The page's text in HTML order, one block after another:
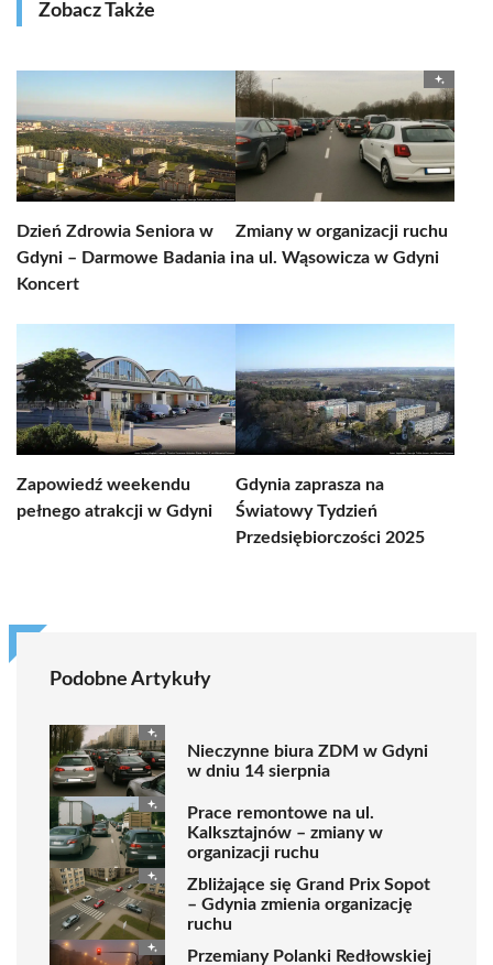
Zobacz Także
Dzień Zdrowia Seniora w
Gdyni – Darmowe Badania i
Koncert
Zmiany w organizacji ruchu
na ul. Wąsowicza w Gdyni
Zapowiedź weekendu
pełnego atrakcji w Gdyni
Gdynia zaprasza na
Światowy Tydzień
Przedsiębiorczości 2025
Podobne Artykuły
Nieczynne biura ZDM w Gdyni
w dniu 14 sierpnia
Prace remontowe na ul.
Kalksztajnów – zmiany w
organizacji ruchu
Zbliżające się Grand Prix Sopot
– Gdynia zmienia organizację
ruchu
Przemiany Polanki Redłowskiej